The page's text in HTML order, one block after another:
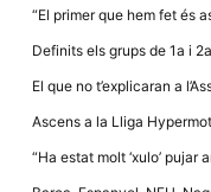
“El primer que hem fet és
Definits els grups de 1a i
El que no t’explicaran a
Ascens a la Lliga
“Ha estat molt ‘xulo’ pujar